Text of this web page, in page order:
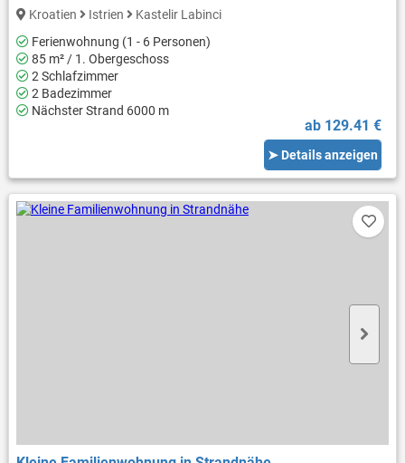
Kroatien Istrien
Kastelir Labinci
Ferienwohnung (1 - 6 Personen)
85 m² / 1. Obergeschoss
2 Schlafzimmer
2 Badezimmer
Nächster Strand 6000 m
ab 129.41 €
➤ Details anzeigen